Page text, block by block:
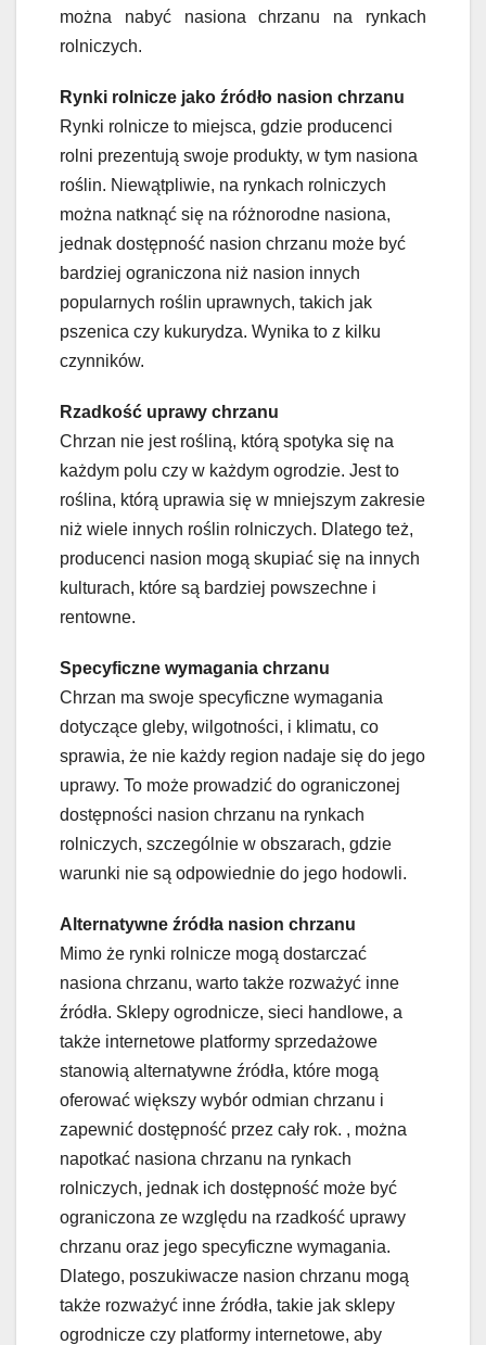
można nabyć nasiona chrzanu na rynkach
rolniczych.
Rynki rolnicze jako źródło nasion chrzanu
Rynki rolnicze to miejsca, gdzie producenci
rolni prezentują swoje produkty, w tym nasiona
roślin. Niewątpliwie, na rynkach rolniczych
można natknąć się na różnorodne nasiona,
jednak dostępność nasion chrzanu może być
bardziej ograniczona niż nasion innych
popularnych roślin uprawnych, takich jak
pszenica czy kukurydza. Wynika to z kilku
czynników.
Rzadkość uprawy chrzanu
Chrzan nie jest rośliną, którą spotyka się na
każdym polu czy w każdym ogrodzie. Jest to
roślina, którą uprawia się w mniejszym zakresie
niż wiele innych roślin rolniczych. Dlatego też,
producenci nasion mogą skupiać się na innych
kulturach, które są bardziej powszechne i
rentowne.
Specyficzne wymagania chrzanu
Chrzan ma swoje specyficzne wymagania
dotyczące gleby, wilgotności, i klimatu, co
sprawia, że nie każdy region nadaje się do jego
uprawy. To może prowadzić do ograniczonej
dostępności nasion chrzanu na rynkach
rolniczych, szczególnie w obszarach, gdzie
warunki nie są odpowiednie do jego hodowli.
Alternatywne źródła nasion chrzanu
Mimo że rynki rolnicze mogą dostarczać
nasiona chrzanu, warto także rozważyć inne
źródła. Sklepy ogrodnicze, sieci handlowe, a
także internetowe platformy sprzedażowe
stanowią alternatywne źródła, które mogą
oferować większy wybór odmian chrzanu i
zapewnić dostępność przez cały rok. , można
napotkać nasiona chrzanu na rynkach
rolniczych, jednak ich dostępność może być
ograniczona ze względu na rzadkość uprawy
chrzanu oraz jego specyficzne wymagania.
Dlatego, poszukiwacze nasion chrzanu mogą
także rozważyć inne źródła, takie jak sklepy
ogrodnicze czy platformy internetowe, aby